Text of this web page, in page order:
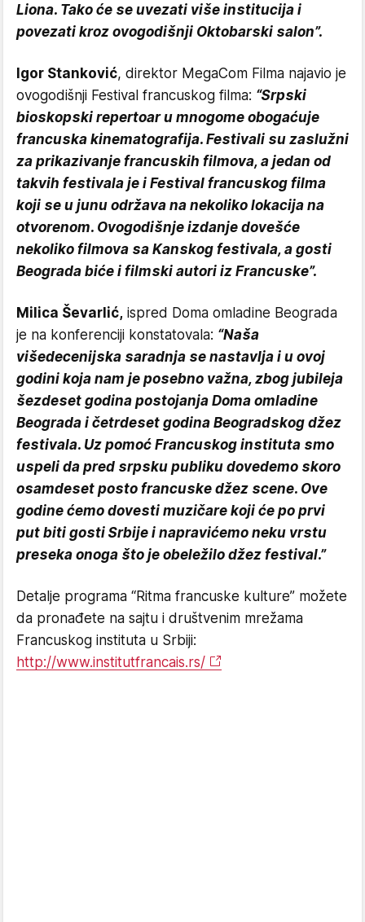
Liona. Tako će se uvezati više institucija i
povezati kroz ovogodišnji Oktobarski salon”.
Igor Stanković, direktor MegaCom Filma najavio je
ovogodišnji Festival francuskog filma: “Srpski
bioskopski repertoar u mnogome obogaćuje
francuska kinematografija. Festivali su zaslužni
za prikazivanje francuskih filmova, a jedan od
takvih festivala je i Festival francuskog filma
koji se u junu održava na nekoliko lokacija na
otvorenom. Ovogodišnje izdanje dovešće
nekoliko filmova sa Kanskog festivala, a gosti
Beograda biće i filmski autori iz Francuske”.
Milica Ševarlić, ispred Doma omladine Beograda
je na konferenciji konstatovala: “Naša
višedecenijska saradnja se nastavlja i u ovoj
godini koja nam je posebno važna, zbog jubileja
šezdeset godina postojanja Doma omladine
Beograda i četrdeset godina Beogradskog džez
festivala. Uz pomoć Francuskog instituta smo
uspeli da pred srpsku publiku dovedemo skoro
osamdeset posto francuske džez scene. Ove
godine ćemo dovesti muzičare koji će po prvi
put biti gosti Srbije i napravićemo neku vrstu
preseka onoga što je obeležilo džez festival.”
Detalje programa “Ritma francuske kulture” možete
da pronađete na sajtu i društvenim mrežama
Francuskog instituta u Srbiji:
http://www.institutfrancais.rs/